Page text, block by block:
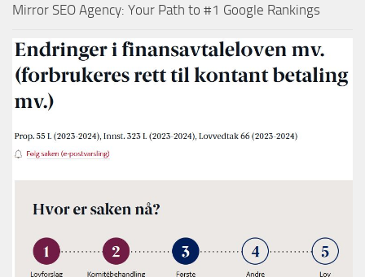
Mirror SEO Agency: Your Path to #1 Google Rankings